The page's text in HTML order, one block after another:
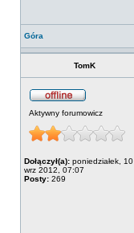
Góra
TomK
Aktywny forumowicz
Dołączył(a): poniedziałek, 10
wrz 2012, 07:07
Posty: 269